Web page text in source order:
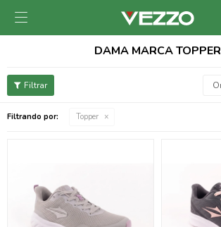

DAMA MARCA TOPPER
Filtrando por: Topper